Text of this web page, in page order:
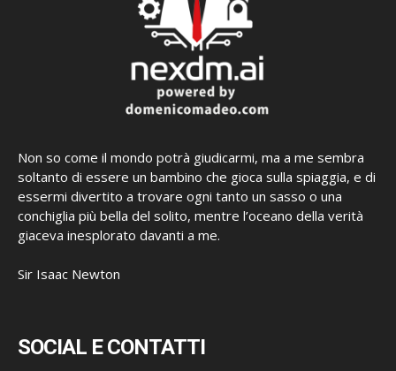
Non so come il mondo potrà giudicarmi, ma a me sembra
soltanto di essere un bambino che gioca sulla spiaggia, e di
essermi divertito a trovare ogni tanto un sasso o una
conchiglia più bella del solito, mentre l’oceano della verità
giaceva inesplorato davanti a me.
Sir Isaac Newton
SOCIAL E CONTATTI